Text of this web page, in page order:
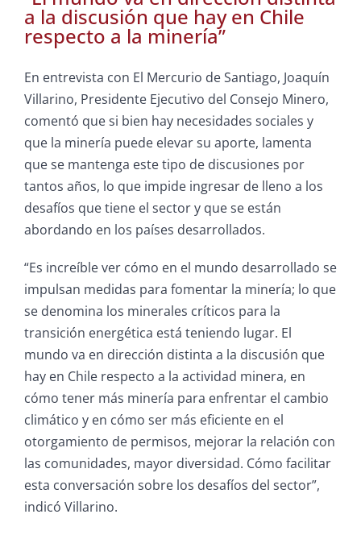
a la discusión que hay en Chile
respecto a la minería”
En entrevista con El Mercurio de Santiago, Joaquín
Villarino, Presidente Ejecutivo del Consejo Minero,
comentó que si bien hay necesidades sociales y
que la minería puede elevar su aporte, lamenta
que se mantenga este tipo de discusiones por
tantos años, lo que impide ingresar de lleno a los
desafíos que tiene el sector y que se están
abordando en los países desarrollados.
“Es increíble ver cómo en el mundo desarrollado se
impulsan medidas para fomentar la minería; lo que
se denomina los minerales críticos para la
transición energética está teniendo lugar. El
mundo va en dirección distinta a la discusión que
hay en Chile respecto a la actividad minera, en
cómo tener más minería para enfrentar el cambio
climático y en cómo ser más eficiente en el
otorgamiento de permisos, mejorar la relación con
las comunidades, mayor diversidad. Cómo facilitar
esta conversación sobre los desafíos del sector”,
indicó Villarino.